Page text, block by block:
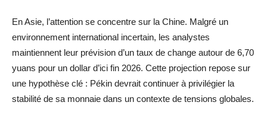
En Asie, l’attention se concentre sur la Chine. Malgré un
environnement international incertain, les analystes
maintiennent leur prévision d’un taux de change autour de 6,70
yuans pour un dollar d’ici fin 2026. Cette projection repose sur
une hypothèse clé : Pékin devrait continuer à privilégier la
stabilité de sa monnaie dans un contexte de tensions globales.